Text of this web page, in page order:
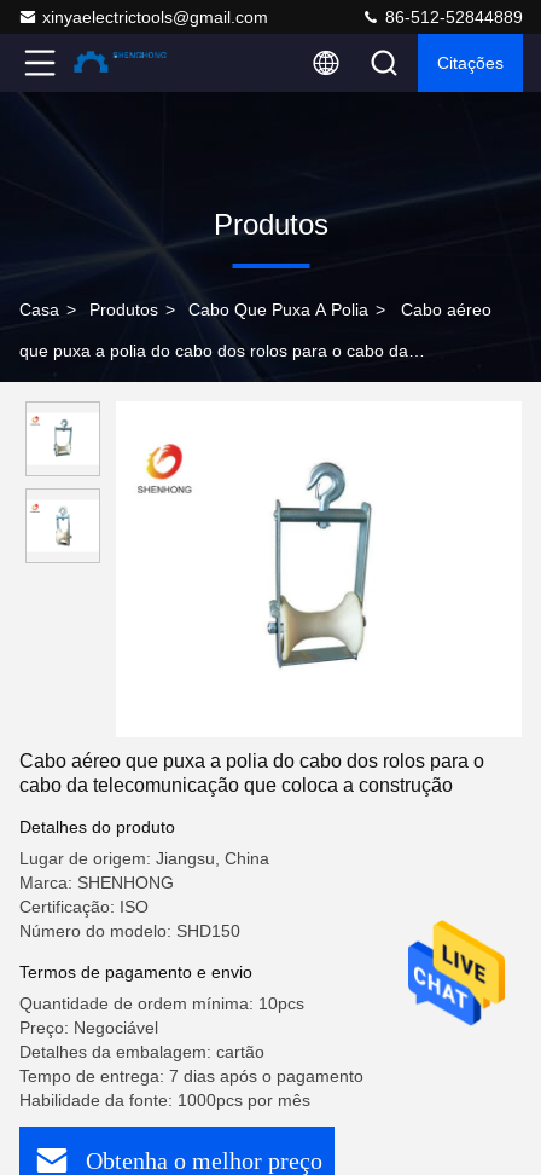
xinyaelectrictools@gmail.com 86-512-52844889
Citações
Produtos
Casa > Produtos > Cabo Que Puxa A Polia > Cabo aéreo
que puxa a polia do cabo dos rolos para o cabo da
Cabo aéreo que puxa a polia do cabo dos rolos para o
cabo da telecomunicação que coloca a construção
Detalhes do produto
Lugar de origem: Jiangsu, China
Marca: SHENHONG
Certificação: ISO
Número do modelo: SHD150
Termos de pagamento e envio
Quantidade de ordem mínima: 10pcs
Preço: Negociável
Detalhes da embalagem: cartão
Tempo de entrega: 7 dias após o pagamento
Habilidade da fonte: 1000pcs por mês
Obtenha o melhor preço